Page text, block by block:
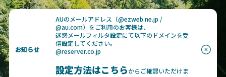
お知らせ
AUのメールアドレス（@ezweb.ne.jp /
@au.com）をご利用のお客様は、
迷惑メールフィルタ設定にて以下のドメインを受
信設定してください。
@reserver.co.jp
設定方法はこちらからご確認いただけま